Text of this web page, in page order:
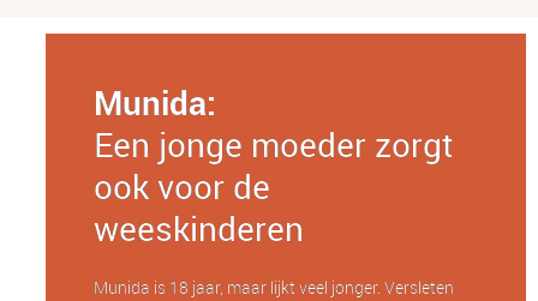
Munida:
Een jonge moeder zorgt
ook voor de
weeskinderen
Munida is 18 jaar, maar lijkt veel jonger. Versleten